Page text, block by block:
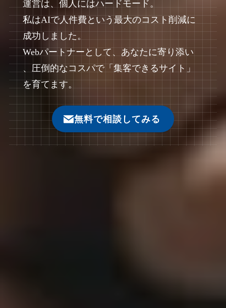
運営は、個人にはハードモード。
私はAIで人件費という最大のコスト削減に
成功しました。
Webパートナーとして、あなたに寄り添い
、圧倒的なコスパで「集客できるサイト」
を育てます。
無料で相談してみる